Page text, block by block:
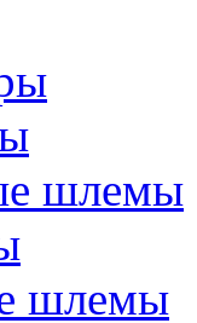
шлемы
шлемы